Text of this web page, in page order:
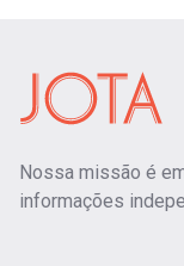
Nossa missão é
informações